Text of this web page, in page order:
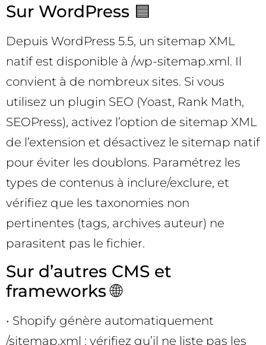
Sur WordPress 🟦
Depuis WordPress 5.5, un sitemap XML
natif est disponible à /wp-sitemap.xml. Il
convient à de nombreux sites. Si vous
utilisez un plugin SEO (Yoast, Rank Math,
SEOPress), activez l’option de sitemap XML
de l’extension et désactivez le sitemap natif
pour éviter les doublons. Paramétrez les
types de contenus à inclure/exclure, et
vérifiez que les taxonomies non
pertinentes (tags, archives auteur) ne
parasitent pas le fichier.
Sur d’autres CMS et
frameworks 🌐
• Shopify génère automatiquement
/sitemap.xml : vérifiez qu’il ne liste pas les